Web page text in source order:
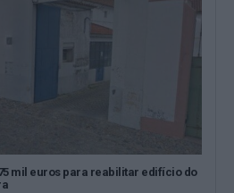
mil euros para reabilitar edifício do